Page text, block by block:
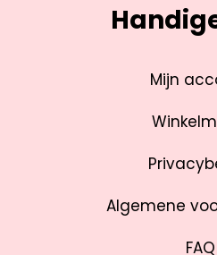
Mijn
Algemene
FAQ